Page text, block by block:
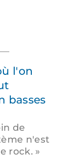
l'on
basses
de
n'est
rock. »